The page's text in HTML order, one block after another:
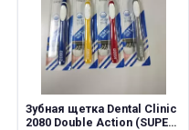
Зубная щетка Dental Clinic
2080 Double Action (SUPER